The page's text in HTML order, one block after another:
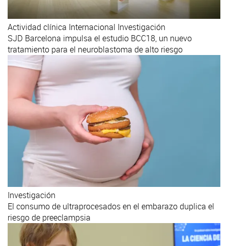
Actividad clínica Internacional Investigación
SJD Barcelona impulsa el estudio BCC18, un nuevo
tratamiento para el neuroblastoma de alto riesgo
Investigación
El consumo de ultraprocesados en el embarazo duplica el
riesgo de preeclampsia